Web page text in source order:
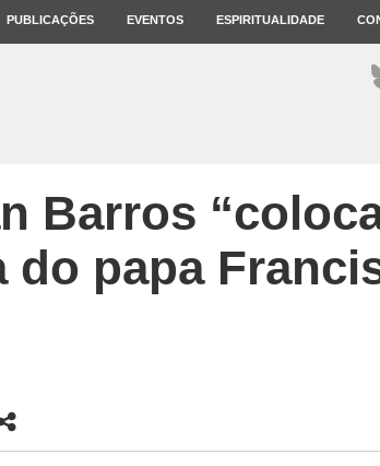
PUBLICAÇÕES EVENTOS ESPIRITUALIDADE
Barros
do papa